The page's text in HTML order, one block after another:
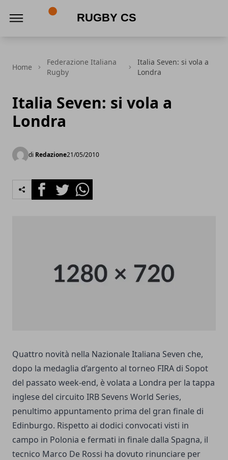
Home
Federazione Italiana
Rugby
Italia Seven: si vola a
Londra
Italia Seven: si vola a
Londra
di Redazione21/05/2010
FacebookTwitterWhatsapp
Quattro novità nella Nazionale Italiana Seven che,
dopo la medaglia d’argento al torneo FIRA di Sopot
del passato week-end, è volata a Londra per la tappa
inglese del circuito IRB Sevens World Series,
penultimo appuntamento prima del gran finale di
Edinburgo. Rispetto ai dodici convocati visti in
campo in Polonia e fermati in finale dalla Spagna, il
tecnico Marco De Rossi ha dovuto rinunciare per